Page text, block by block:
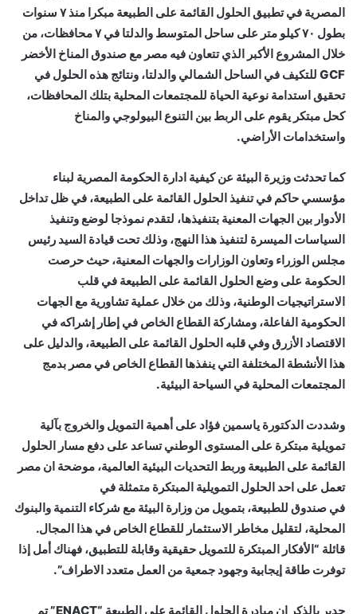
المصرية في تطبيق الحلول القائمة على الطبيعة مبكرا منذ ٧ سنوات
بطول ٧٠ كيلو متر على ساحل المتوسط والدلتا في ٧ محافظات، من
خلال المشروع الأكبر الذي تتعاون فيه مصر مع صندوق المناخ الأخضر
GCF للتكيف في الساحل الشمالي والدلتا، ونتائج هذه الحلول في
تحقيق استدامة نوعية الحياة للمجتمعات المحلية بتلك المحافظات،
كحل مبتكر يقوم على الربط بين التنوع البيولوجي والمناخ
واستخدامات الأراضي.
كما تحدثت وزيرة البيئة عن كيفية ادارة الحكومة المصرية لبناء
مؤسسي حاكم في تنفيذ الحلول القائمة على الطبيعة، في ظل تداخل
الأدوار بين الجهات المعنية بتنفيذها، لتقدم نموذجا لوضع وتنفيذ
السياسات الميسرة لتنفيذ هذا النهج، وذلك تحت قيادة السيد رئيس
مجلس الوزراء وتعاون الوزارات والجهات المعنية، حيث حرصت
الحكومة على وضع الحلول القائمة على الطبيعة في قلب
الاستراتيجيات الوطنية، وذلك من خلال عملية تشاورية مع الجهات
الحكومية الفاعلة، ومشاركة القطاع الخاص في إطار إشراكه في
الاقتصاد الأزرق وفي قلبه الحلول القائمة على الطبيعة، والدليل على
هذا الأنشطة المختلفة التي ينفذها القطاع الخاص في مصر بدمج
المجتمعات المحلية في السياحة البيئية.
وشددت الدكتورة ياسمين فؤاد على أهمية التمويل والخروج بآلية
تمويلية مبتكرة على المستوى الوطني تساعد على دفع مسار الحلول
القائمة على الطبيعة وربط التحديات البيئية العالمية، موضحة ان مصر
تعمل على احد الحلول التمويلية المبتكرة متمثلة في
في صندوق للطبيعة، بتمويل من وزارة البيئة مع شركاء التنمية والبنوك
المحلية، لتقليل مخاطر الاستثمار للقطاع الخاص في هذا المجال.
قائلة “الأفكار المبتكرة للتمويل حقيقية وقابلة للتطبيق، فهناك أمل إذا
توفرت طاقة إيجابية وجهود جمعية من العمل متعدد الاطراف”.
جدير بالذكر ان مبادرة الحلول القائمة على الطبيعة “ENACT” تم